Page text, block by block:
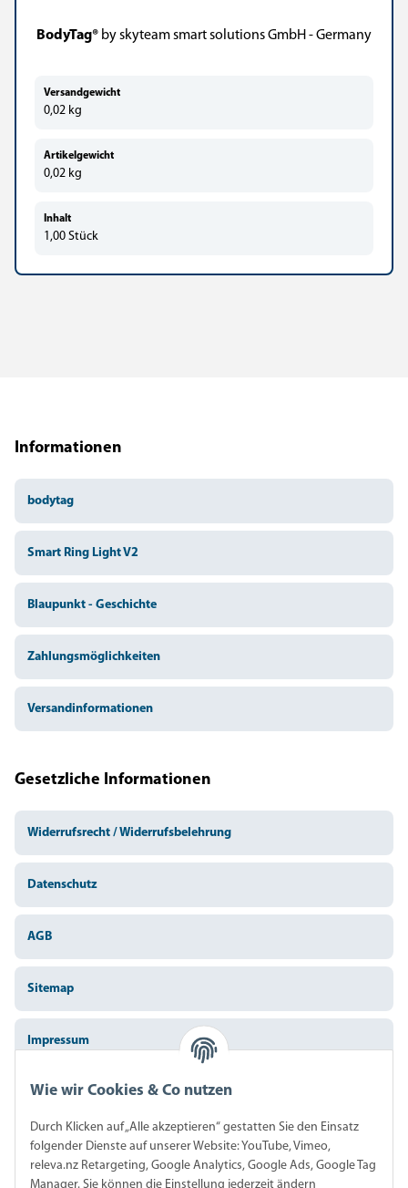
BodyTag® by skyteam smart solutions GmbH - Germany
Versandgewicht
0,02 kg
Artikelgewicht
0,02 kg
Inhalt
1,00 Stück
Informationen
bodytag
Smart Ring Light V2
Blaupunkt - Geschichte
Zahlungsmöglichkeiten
Versandinformationen
Gesetzliche Informationen
Widerrufsrecht / Widerrufsbelehrung
Datenschutz
AGB
Sitemap
Impressum
Batteriegesetzhinweise
Widerrufsrecht
Wie wir Cookies & Co nutzen
Durch Klicken auf „Alle akzeptieren“ gestatten Sie den Einsatz
folgender Dienste auf unserer Website: YouTube, Vimeo,
releva.nz Retargeting, Google Analytics, Google Ads, Google Tag
Manager. Sie können die Einstellung jederzeit ändern